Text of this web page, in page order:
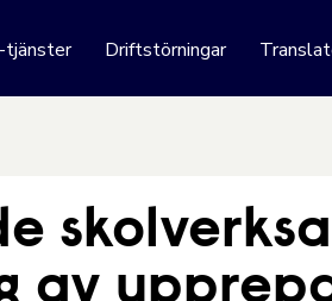
tjänster Driftstörningar